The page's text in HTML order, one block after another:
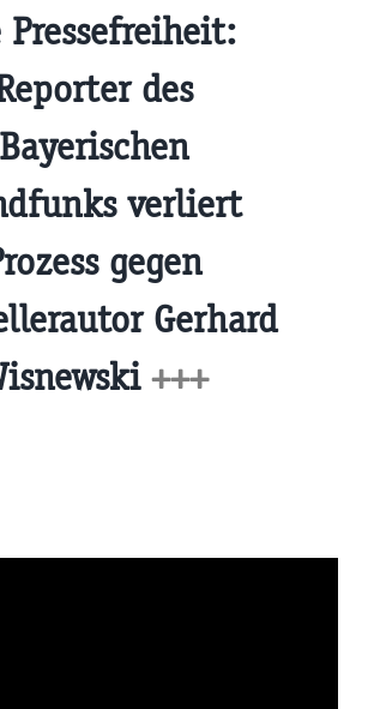
Pressefreiheit:
des
Bayerischen
verliert
gegen
Gerhard
+++